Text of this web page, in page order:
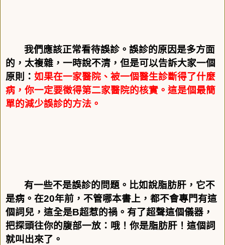
我們應該正常看待誤診。誤診的原因是多方面
的，太複雜，一時說不清，但是可以告訴大家一個
原則： 如果在一家醫院、被一個醫生診斷得了什麼
病，你一定要徵得第二家醫院的核實。這是個最簡
單的減少誤診的方法。
有一些不是誤診的問題。比如說脂肪肝，它不
是病。在20年前，不管哪本書上，都不會專門有這
個詞兒，這全是B超惹的禍。有了超聲這個儀器，
把探頭往你的腹部一放：哦！你是脂肪肝！這個詞
就叫出來了。